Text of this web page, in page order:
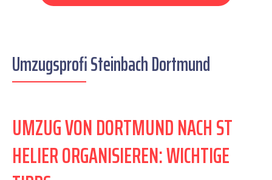
Umzugsprofi Steinbach Dortmund
UMZUG VON DORTMUND NACH ST
HELIER ORGANISIEREN: WICHTIGE